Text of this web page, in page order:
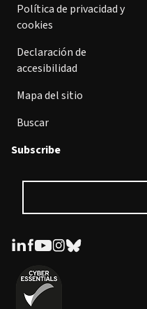
Política de privacidad y
cookies
Declaración de
accesibilidad
Mapa del sitio
Buscar
Subscribe